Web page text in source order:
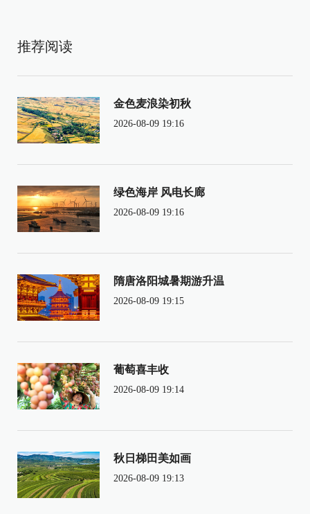
推荐阅读
金色麦浪染初秋
2026-08-09 19:16
绿色海岸 风电长廊
2026-08-09 19:16
隋唐洛阳城暑期游升温
2026-08-09 19:15
葡萄喜丰收
2026-08-09 19:14
秋日梯田美如画
2026-08-09 19:13